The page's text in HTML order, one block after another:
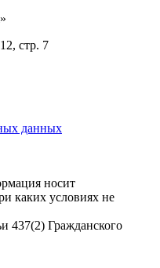
стр. 7
данных
носит
каких условиях не
437(2) Гражданского